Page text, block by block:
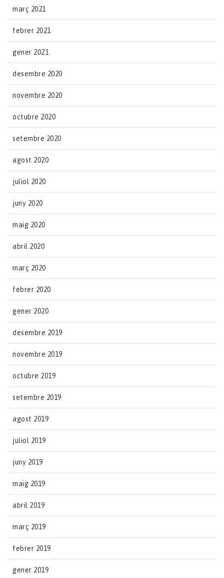
març 2021
febrer 2021
gener 2021
desembre 2020
novembre 2020
octubre 2020
setembre 2020
agost 2020
juliol 2020
juny 2020
maig 2020
abril 2020
març 2020
febrer 2020
gener 2020
desembre 2019
novembre 2019
octubre 2019
setembre 2019
agost 2019
juliol 2019
juny 2019
maig 2019
abril 2019
març 2019
febrer 2019
gener 2019